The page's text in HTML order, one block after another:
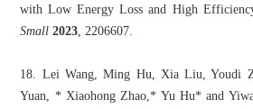
with Low Energy Loss and High
Small 2023, 2206607.
18. Lei Wang, Ming Hu, Xia Liu, Youdi
Yuan, * Xiaohong Zhao,* Yu Hu* and